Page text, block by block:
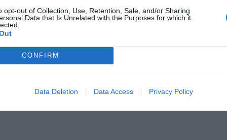
opt-out of Collection, Use, Retention, Sale, and/or Sharing
Data that Is Unrelated with the Purposes for which it
CONFIRM
Data Deletion Data Access Privacy Policy
ad